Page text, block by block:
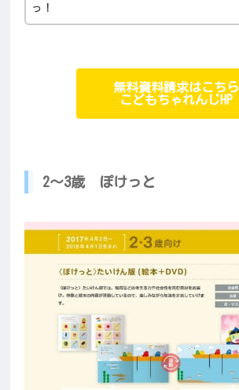
っ！
無料資料請求はこちら
こどもちゃれんじHP
2～3歳 ぽけっと